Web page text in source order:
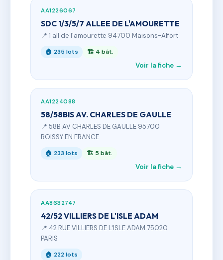
AA1226067
SDC 1/3/5/7 ALLEE DE L'AMOURETTE
📍 1 all de l'amourette 94700 Maisons-Alfort
🏠 235 lots 🏗 4 bât.
Voir la fiche →
AA1224088
58/58BIS AV. CHARLES DE GAULLE
📍 58B AV CHARLES DE GAULLE 95700
ROISSY EN FRANCE
🏠 233 lots 🏗 5 bât.
Voir la fiche →
AA8632747
42/52 VILLIERS DE L'ISLE ADAM
📍 42 RUE VILLIERS DE L'ISLE ADAM 75020
PARIS
🏠 222 lots